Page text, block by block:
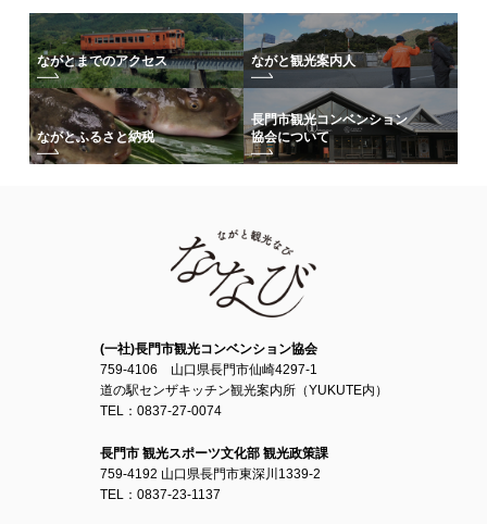
ながとまでのアクセス ながと観光案内人
ながとふるさと納税
長門市観光コンベンション
協会について
(一社)長門市観光コンベンション協会
759-4106 山口県長門市仙崎4297-1
道の駅センザキッチン観光案内所（YUKUTE内）
TEL：0837-27-0074
長門市 観光スポーツ文化部 観光政策課
759-4192 山口県長門市東深川1339-2
TEL：0837-23-1137